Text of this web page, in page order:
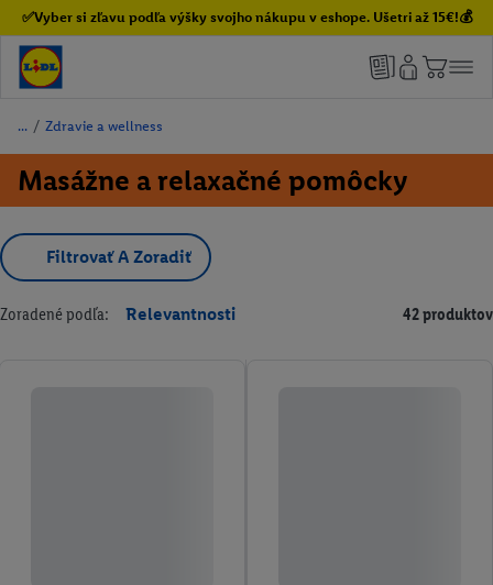
✅Vyber si zľavu podľa výšky svojho nákupu v eshope. Ušetri až 15€!💰
/ Zdravie a wellness
Masážne a relaxačné pomôcky
Filtrovať A Zoradiť
Zoradené podľa: Relevantnosti 42 produktov